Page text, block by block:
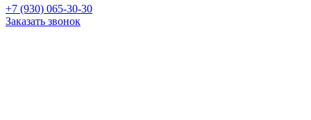
+7 (930) 065-30-30
Заказать звонок